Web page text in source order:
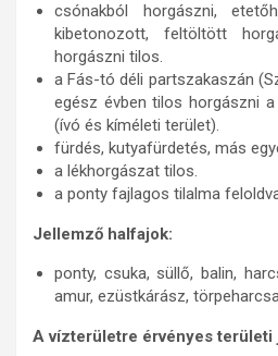
csónakból horgászni,
kibetonozott, feltöltött
horgászni tilos.
a Fás-tó déli partszakaszán
egész évben tilos horgászni
(ívó és kíméleti terület).
fürdés, kutyafürdetés, más
a lékhorgászat tilos.
a ponty fajlagos tilalma
Jellemző halfajok:
ponty, csuka, süllő, balin,
amur, ezüstkárász,
A vízterületre érvényes területi